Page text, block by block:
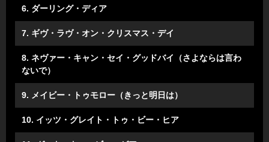
6. ダーリング・ディア
7. ギヴ・ラヴ・オン・クリスマス・デイ
8. ネヴァー・キャン・セイ・グッドバイ（さよならは言わ
ないで）
9. メイビー・トゥモロー（きっと明日は）
10. イッツ・グレイト・トゥ・ビー・ヒア